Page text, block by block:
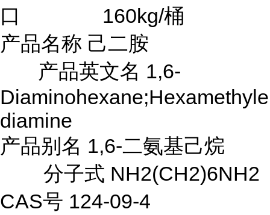
口 160kg/桶
产品名称 己二胺
产品英文名 1,6-
diamine
产品别名 1,6-二氨基己烷
分子式 NH2(CH2)6NH2
CAS号 124-09-4